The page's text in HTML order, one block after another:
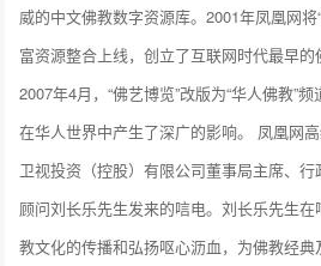
威的中文佛教数字资源库。2001年凤凰网
富资源整合上线，创立了互联网时代最早的
2007年4月，“佛艺博览”改版为“华人佛教”
在华人世界中产生了深广的影响。 凤凰网
卫视投资（控股）有限公司董事局主席、
顾问刘长乐先生发来的唁电。刘长乐先生
教文化的传播和弘扬呕心沥血，为佛教经